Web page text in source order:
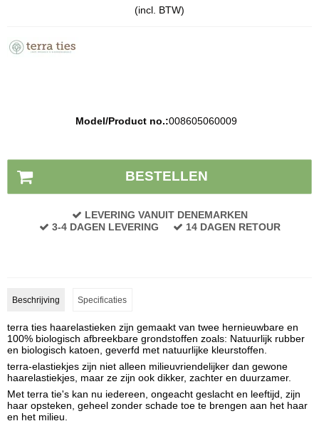
(incl. BTW)
Model/Product no.:008605060009
BESTELLEN
LEVERING VANUIT DENEMARKEN
3-4 DAGEN LEVERING
14 DAGEN RETOUR
Beschrijving Specificaties
terra ties haarelastieken zijn gemaakt van twee hernieuwbare en
100% biologisch afbreekbare grondstoffen zoals: Natuurlijk rubber
en biologisch katoen, geverfd met natuurlijke kleurstoffen.
terra-elastiekjes zijn niet alleen milieuvriendelijker dan gewone
haarelastiekjes, maar ze zijn ook dikker, zachter en duurzamer.
Met terra tie's kan nu iedereen, ongeacht geslacht en leeftijd, zijn
haar opsteken, geheel zonder schade toe te brengen aan het haar
en het milieu.